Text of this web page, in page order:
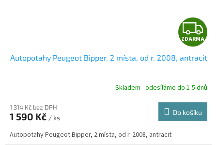
Z
D
R
ZDARMA
Autopotahy Peugeot Bipper, 2 místa, od r. 2008, antracit
Skladem - odesíláme do 1-5 dnů
1 314 Kč bez DPH
1 590 Kč / ks
Do košíku
Autopotahy Peugeot Bipper, 2 místa, od r. 2008, antracit